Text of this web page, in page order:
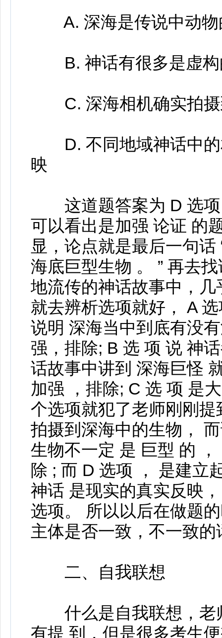
A. 深海是传说中动物
B. 神话有很多是虚构
C. 深海相机确实拍摄
D. 不同地域神话中的
映
这道题答案为 D 选项
可以看出是加强 论证 的
显，论点就是最后一句
海底巨型生物 。 ” 再去
地流传的神话故事中，几
就去辨析选项就好， A
说明 深海当中到底有没
强，排除; B 选 项 说 神
话故事中讲到 深海巨怪
加强 ，排除; C 选 项 是
个选项就犯了老师刚刚
拍摄到深海中的生物，
生物不一定 是 巨型 的
除 ; 而 D 选项 ， 是建立
神话 是现实的真实反映
选项。 所以以后在做题
主体是否一致，不一致
二、自我联想
什么是自我联想，老
有提 到，但是很多考生